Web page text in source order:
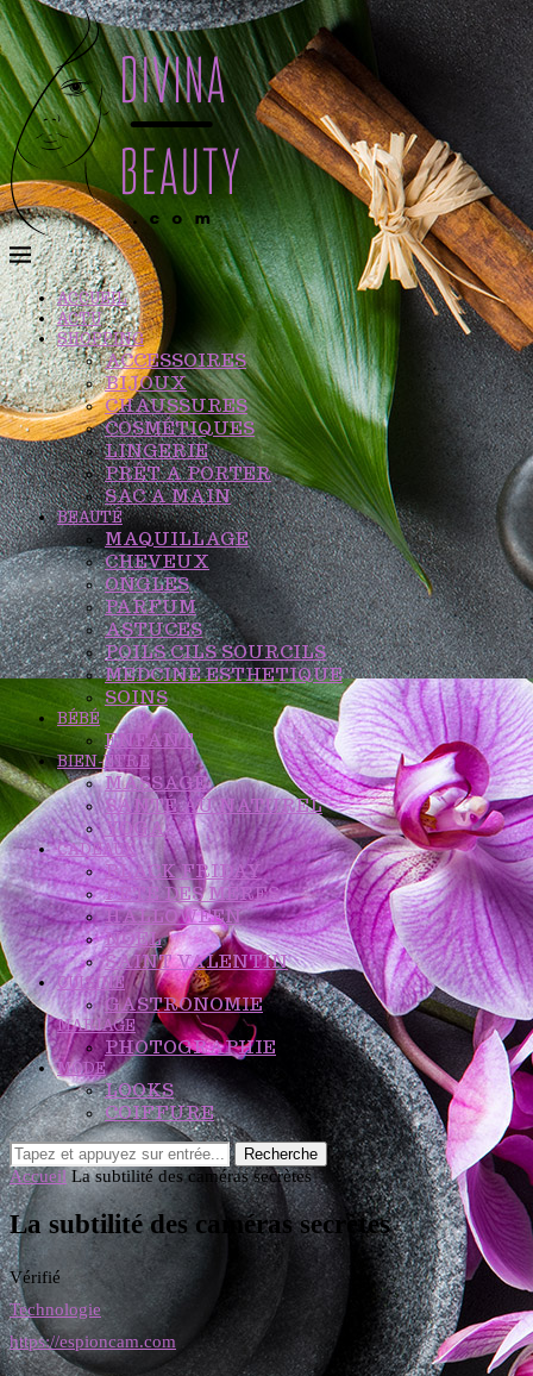
ACCUEIL
ACTU
SHOPPING
ACCESSOIRES
BIJOUX
CHAUSSURES
COSMÉTIQUES
LINGERIE
PRÊT A PORTER
SAC A MAIN
BEAUTÉ
MAQUILLAGE
CHEVEUX
ONGLES
PARFUM
ASTUCES
POILS CILS SOURCILS
MEDCINE ESTHETIQUE
SOINS
BÉBÉ
ENFANT
BIEN-ÊTRE
MASSAGE
SANTÉ AU NATUREL
YOGA
CADEAUX
BLACK FRIDAY
FÊTE DES MÈRES
HALLOWEEN
NOËL
SAINT VALENTIN
CUISINE
GASTRONOMIE
MARIAGE
PHOTOGRAPHIE
MODE
LOOKS
COIFFURE
Recherche
Accueil La subtilité des caméras secrètes
La subtilité des caméras secrètes
Vérifié
Technologie
https://espioncam.com